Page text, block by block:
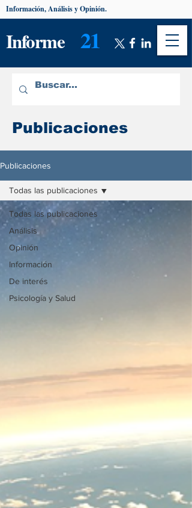
Informe 21
Información, Análisis y Opinión.
Publicaciones
Publicaciones
Todas las publicaciones
Análisis
Opinión
Información
De interés
Psicología y Salud
Todas las publicaciones